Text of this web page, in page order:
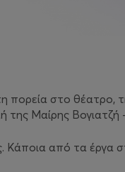
πορεία στο θέατρο,
Μαίρης Βογιατζή
από τα έργα